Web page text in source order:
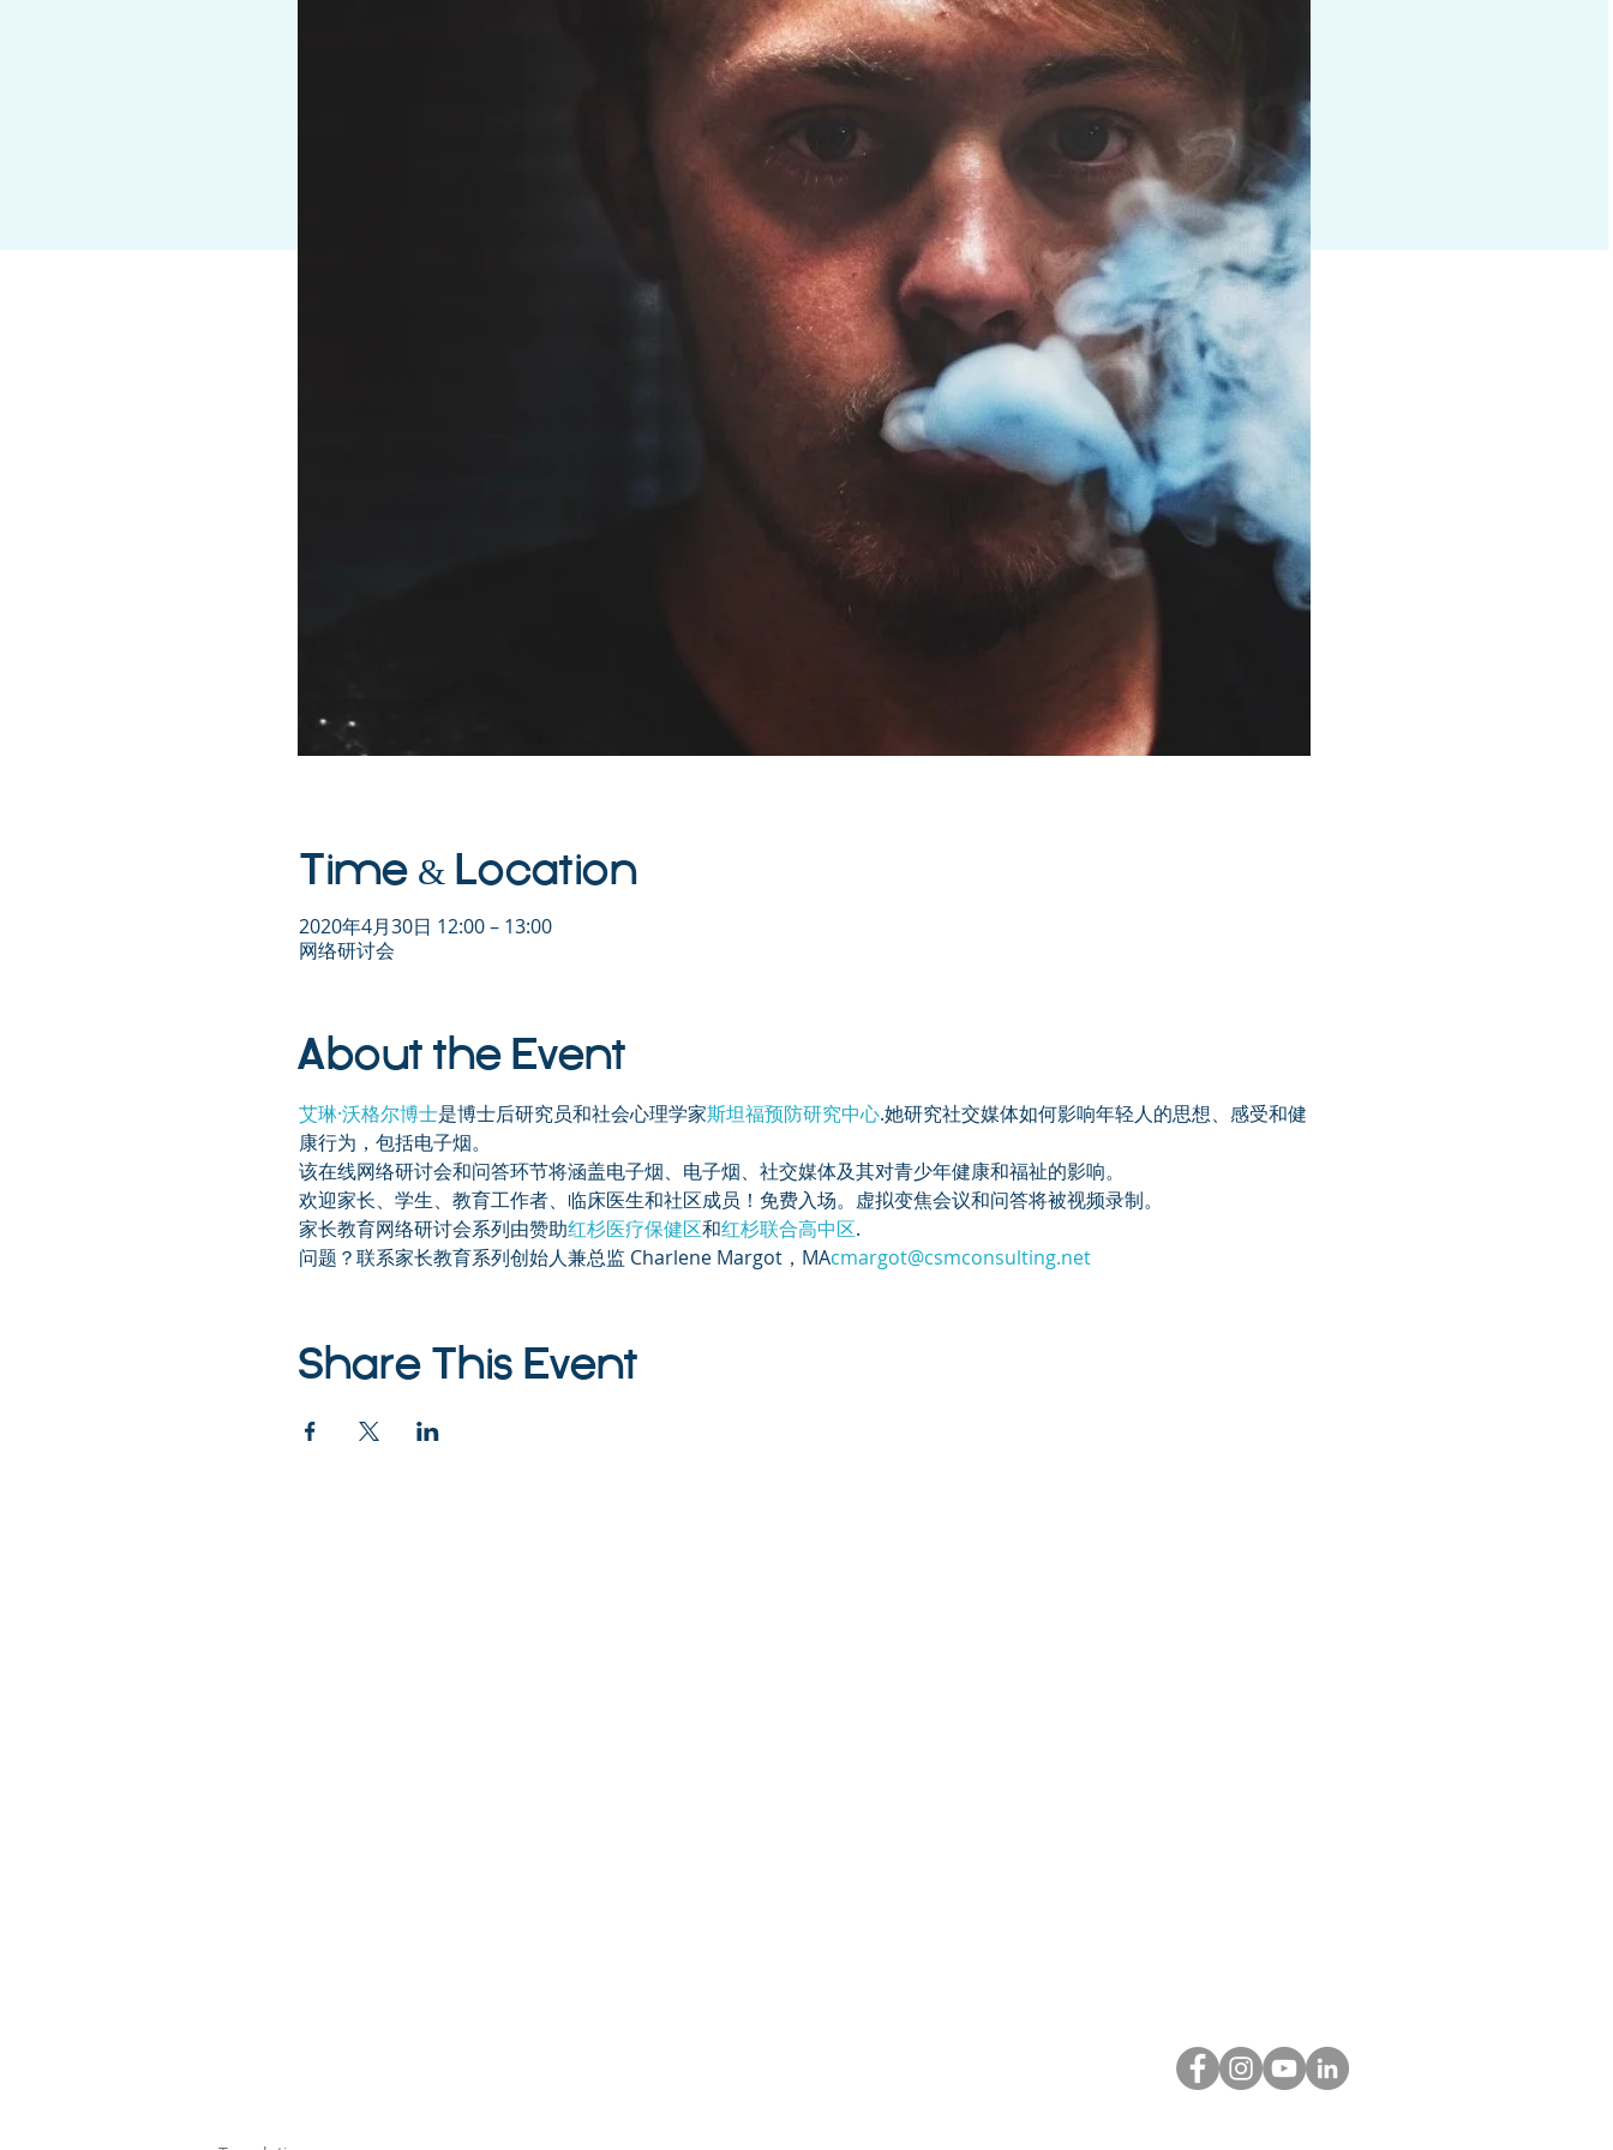
Time & Location
2020年4月30日 12:00 – 13:00
网络研讨会
About the Event
艾琳·沃格尔博士是博士后研究员和社会心理学家斯坦福预防研究中心.她研究社交媒体如何影响年轻人的思想、感受和健
康行为，包括电子烟。
该在线网络研讨会和问答环节将涵盖电子烟、电子烟、社交媒体及其对青少年健康和福祉的影响。
欢迎家长、学生、教育工作者、临床医生和社区成员！免费入场。虚拟变焦会议和问答将被视频录制。
家长教育网络研讨会系列由赞助红杉医疗保健区和红杉联合高中区.
问题？联系家长教育系列创始人兼总监 Charlene Margot，MAcmargot@csmconsulting.net
Share This Event